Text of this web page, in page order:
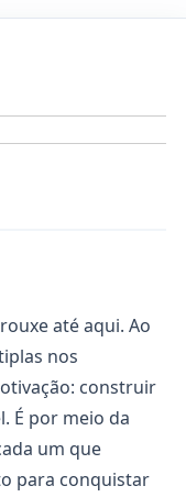
até aqui. Ao
nos
construir
É por meio da
um que
para conquistar